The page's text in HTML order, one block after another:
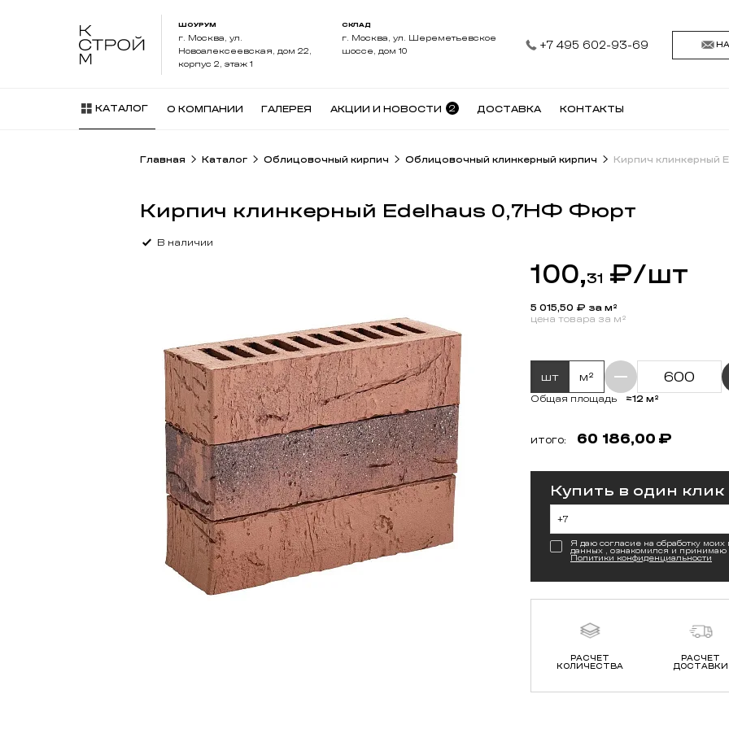
ШОУРУМ
г. Москва, ул.
Новоалексеевская, дом 22,
корпус 2, этаж 1
СКЛАД
г. Москва, ул. Шереметьевское
шоссе, дом 10
+7 495 602-93-69
КАТАЛОГ О КОМПАНИИ ГАЛЕРЕЯ АКЦИИ И НОВОСТИ 2 ДОСТАВКА КОНТАКТЫ
Главная Каталог Облицовочный кирпич Облицовочный клинкерный кирпич Кирпич клинкерный
Кирпич клинкерный Edelhaus 0,7НФ Фюрт
В наличии
100,31 ₽/шт
5 015,50 ₽ за м²
цена товара за м²
шт м²
Общая площадь ≈12 м²
ИТОГО: 60 186,00 ₽
Купить в один клик
Я даю согласие на обработку
данных , ознакомился и принимаю
Политики конфиденциальности
РАСЧЕТ
КОЛИЧЕСТВА
РАСЧЕТ
ДОСТАВКИ